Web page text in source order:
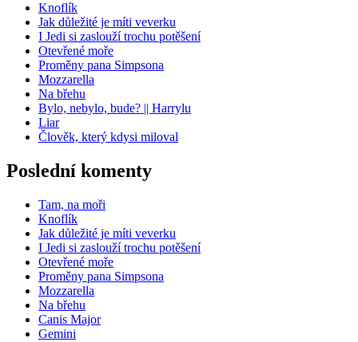
Knoflík
Jak důležité je míti veverku
I Jedi si zaslouží trochu potěšení
Otevřené moře
Proměny pana Simpsona
Mozzarella
Na břehu
Bylo, nebylo, bude? || Harrylu
Liar
Člověk, který kdysi miloval
Poslední komenty
Tam, na moři
Knoflík
Jak důležité je míti veverku
I Jedi si zaslouží trochu potěšení
Otevřené moře
Proměny pana Simpsona
Mozzarella
Na břehu
Canis Major
Gemini